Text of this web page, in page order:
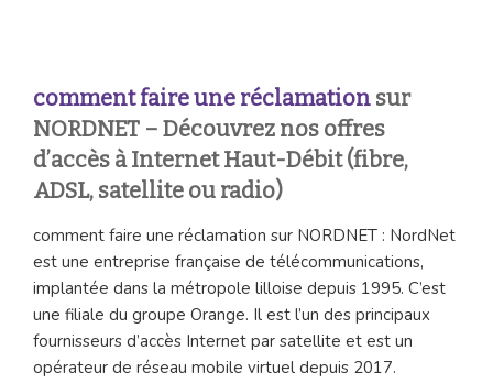
comment faire une réclamation sur
NORDNET – Découvrez nos offres
d’accès à Internet Haut-Débit (fibre,
ADSL, satellite ou radio)
comment faire une réclamation sur NORDNET : NordNet
est une entreprise française de télécommunications,
implantée dans la métropole lilloise depuis 1995. C’est
une filiale du groupe Orange. Il est l’un des principaux
fournisseurs d’accès Internet par satellite et est un
opérateur de réseau mobile virtuel depuis 2017.